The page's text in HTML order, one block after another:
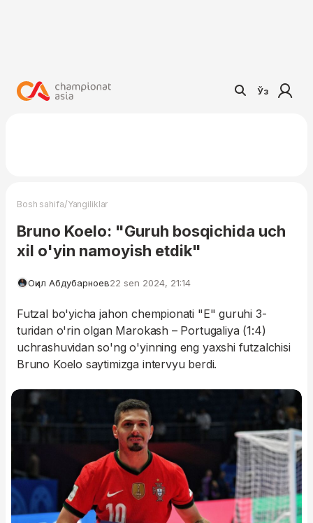
Ўз
Bosh sahifa/Yangiliklar
Bruno Koelo: "Guruh bosqichida uch
xil o'yin namoyish etdik"
Оқил Абдубарноев22 sen 2024, 21:14
Futzal bo'yicha jahon chempionati "E" guruhi 3-
turidan o'rin olgan Marokash – Portugaliya (1:4)
uchrashuvidan so'ng o'yinning eng yaxshi futzalchisi
Bruno Koelo saytimizga intervyu berdi.